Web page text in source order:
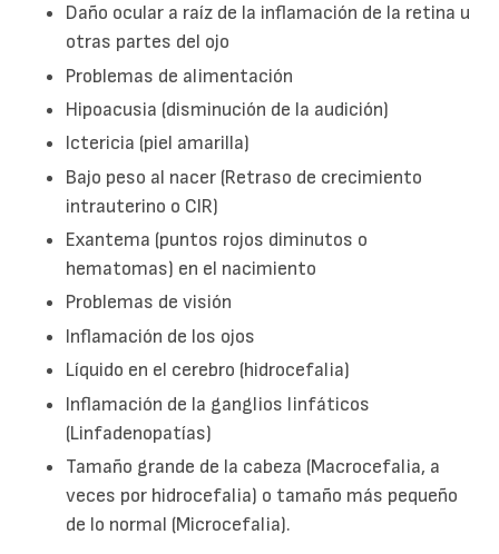
Daño ocular a raíz de la inflamación de la retina u
otras partes del ojo
Problemas de alimentación
Hipoacusia (disminución de la audición)
Ictericia (piel amarilla)
Bajo peso al nacer (Retraso de crecimiento
intrauterino o CIR)
Exantema (puntos rojos diminutos o
hematomas) en el nacimiento
Problemas de visión
Inflamación de los ojos
Líquido en el cerebro (hidrocefalia)
Inflamación de la ganglios linfáticos
(Linfadenopatías)
Tamaño grande de la cabeza (Macrocefalia, a
veces por hidrocefalia) o tamaño más pequeño
de lo normal (Microcefalia).